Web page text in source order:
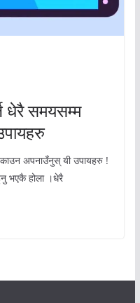
धेरै समयसम्म
अपनाउँनुस् यी उपायहरु !
भएकै होला ।धेरै